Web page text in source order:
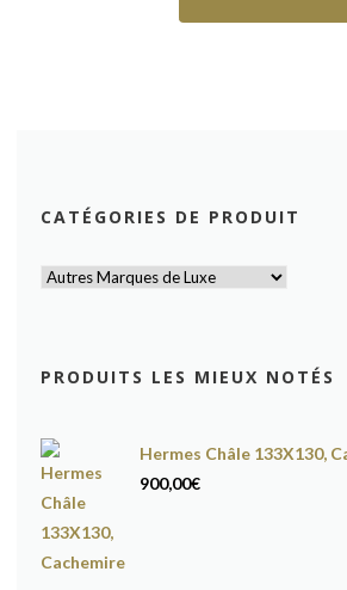
CATÉGORIES DE PRODUIT
PRODUITS LES MIEUX NOTÉS
Hermes Châle 133X130,
900,00€